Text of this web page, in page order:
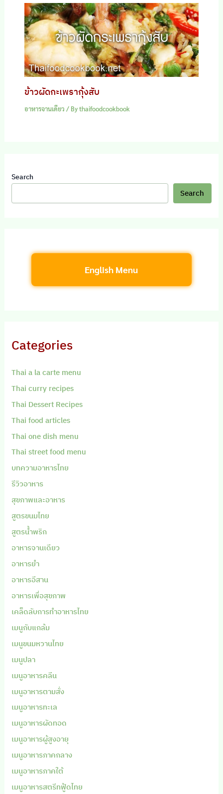
ข้าวผัดกะเพรากุ้งสับ
อาหารจานเดียว / Bythaifoodcookbook
Search
Search
English Menu
Categories
Thai a la carte menu
Thai curry recipes
Thai Dessert Recipes
Thai food articles
Thai one dish menu
Thai street food menu
บทความอาหารไทย
รีวิวอาหาร
สุขภาพและอาหาร
สูตรขนมไทย
สูตรน้ำพริก
อาหารจานเดียว
อาหารยำ
อาหารอีสาน
อาหารเพื่อสุขภาพ
เคล็ดลับการทำอาหารไทย
เมนูกับแกล้ม
เมนูขนมหวานไทย
เมนูปลา
เมนูอาหารคลีน
เมนูอาหารตามสั่ง
เมนูอาหารทะเล
เมนูอาหารผัดทอด
เมนูอาหารผู้สูงอายุ
เมนูอาหารภาคกลาง
เมนูอาหารภาคใต้
เมนูอาหารสตรีทฟู้ดไทย